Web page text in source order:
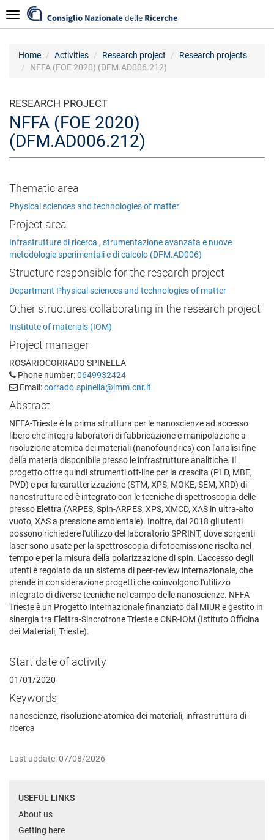
to
main
Navigazione
Home Activities Research project
Research projects
NFFA (FOE 2020) (DFM.AD006.212)
RESEARCH PROJECT
NFFA (FOE 2020)
(DFM.AD006.212)
Thematic area
Physical sciences and technologies of matter
Project area
Infrastrutture di ricerca , strumentazione avanzata e nuove
metodologie sperimentali e di calcolo (DFM.AD006)
Structure responsible for the research project
Department Physical sciences and technologies of matter
Other structures collaborating in the research project
Institute of materials (IOM)
Project manager
ROSARIOCORRADO SPINELLA
Phone number:0649932424
Email:corrado.spinella@imm.cnr.it
Abstract
NFFA-Trieste è la prima struttura per le nanoscienze ad accesso
libero che integra laboratori di fabbricazione e manipolazione a
risoluzione atomica dei materiali (nanofoundries) con l'analisi fine
della materia disponibile presso le infrastrutture analitiche. Il
progetto offre quindi strumenti off-line per la crescita (PLD, MBE,
PVD) e per la caratterizzazione (STM, XPS, MOKE, SEM, XRD) di
nanostrutture ed è integrato con le tecniche di spettroscopia delle
presso Elettra (ARPES, Spin-ARPES, XPS, XMCD, XAS in ultra-alto
vuoto, XAS a pressione ambientale). Inoltre, dal 2018 gli utenti
possono richiedere l'utilizzo del laboratorio SPRINT, dove sorgenti
laser sono usate per la spettroscopia di fotoemissione risolta nel
tempo e per la misura della polarizzazione di spin. L'accesso degli
utenti è regolato da un sistema di peer-review internazionale, che
prende in considerazione progetti che coinvolgono l'utilizzo
integrato di diverse tecniche nel campo delle nanoscienze. NFFA-
Trieste è un Progetto Internazionale finanziato dal MIUR e gestito in
sinergia tra Elettra-Sincrotrone Trieste e CNR-IOM (Istituto Officina
dei Materiali, Trieste).
Start date of activity
01/01/2020
Keywords
nanoscienze, risoluzione atomica dei materiali, infrastruttura di
ricerca
Last update: 07/08/2026
USEFUL LINKS
About us
Getting here